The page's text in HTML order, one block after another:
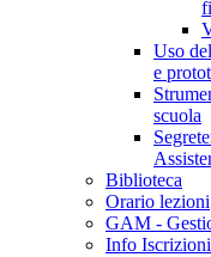
Uso
e
scuola
Biblioteca
Orario lezioni
GAM -
Info